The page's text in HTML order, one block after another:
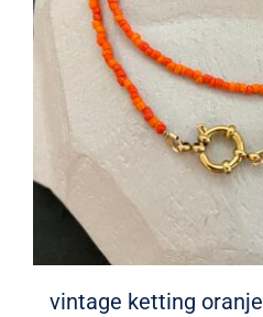
vintage ketting oranje